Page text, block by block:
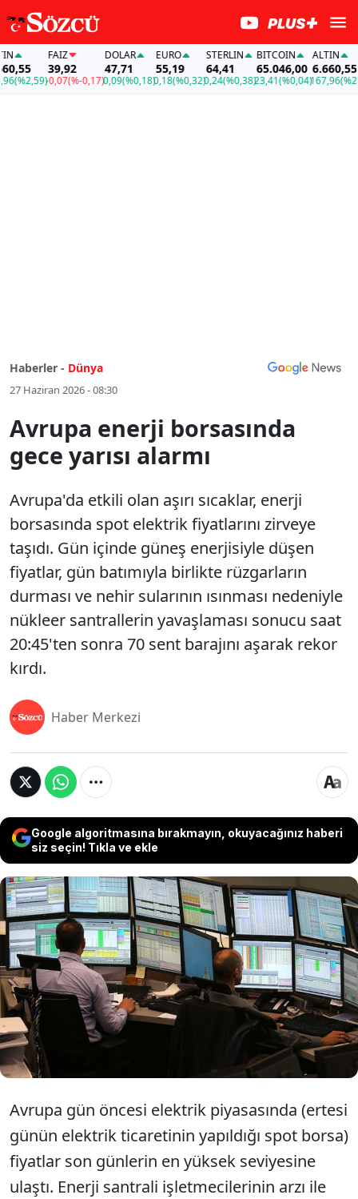
(%2,59)
FAİZ
39,92
-0,07(%-0,17)
DOLAR
47,71
0,09(%0,18)
EURO
55,19
0,18(%0,32)
STERLIN
64,41
0,24(%0,38)
BITCOIN
65.046,00
23,41(%0,04)
ALTIN
6.660,55
167,96
Haberler - Dünya
27 Haziran 2026 - 08:30
Avrupa enerji borsasında
gece yarısı alarmı
Avrupa'da etkili olan aşırı sıcaklar, enerji
borsasında spot elektrik fiyatlarını zirveye
taşıdı. Gün içinde güneş enerjisiyle düşen
fiyatlar, gün batımıyla birlikte rüzgarların
durması ve nehir sularının ısınması nedeniyle
nükleer santrallerin yavaşlaması sonucu saat
20:45'ten sonra 70 sent barajını aşarak rekor
kırdı.
Haber Merkezi
Google algoritmasına bırakmayın, okuyacağınız haberi
siz seçin! Tıkla ve ekle
Avrupa'da etkili olan aşırı sıcaklar, enerji
borsasında spot elektrik fiyatlarını zirveye taşıdı.
Gün içinde güneş enerjisiyle düşen fiyatlar, gün
batımıyla birlikte rüzgarların durması ve nehir
sularının ısınması nedeniyle nükleer santrallerin
yavaşlaması sonucu saat 20:45'ten sonra 70 sent
barajını aşarak rekor kırdı.
Avrupa gün öncesi elektrik piyasasında (ertesi
günün elektrik ticaretinin yapıldığı spot borsa)
fiyatlar son günlerin en yüksek seviyesine
ulaştı. Enerji santrali işletmecilerinin arzı ile